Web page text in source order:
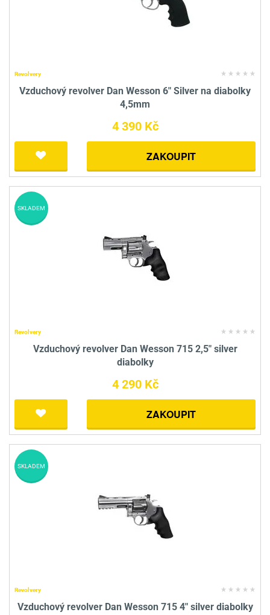
Revolvery
Vzduchový revolver Dan Wesson 6" Silver na diabolky
4,5mm
4 390 Kč
ZAKOUPIT
Revolvery
Vzduchový revolver Dan Wesson 715 2,5" silver
diabolky
4 290 Kč
ZAKOUPIT
SKLADEM
Revolvery
Vzduchový revolver Dan Wesson 715 4" silver diabolky
SKLADEM